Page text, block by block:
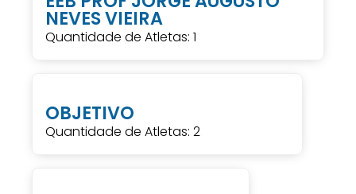
NEVES VIEIRA
Quantidade de Atletas: 1
OBJETIVO
Quantidade de Atletas: 2